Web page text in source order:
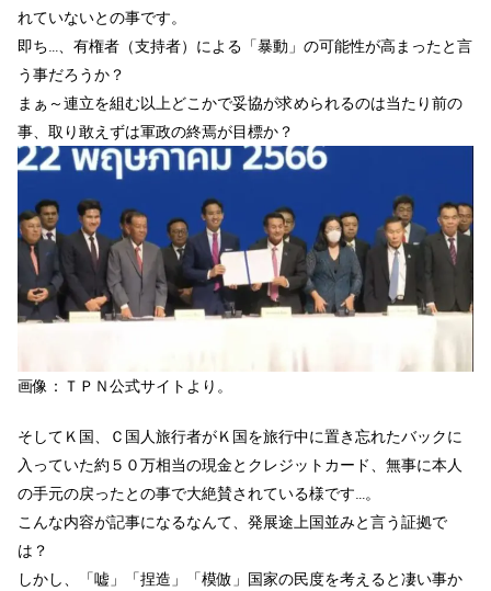
れていないとの事です。
即ち…、有権者（支持者）による「暴動」の可能性が高まったと言
う事だろうか？
まぁ～連立を組む以上どこかで妥協が求められるのは当たり前の
事、取り敢えずは軍政の終焉が目標か？
画像：ＴＰＮ公式サイトより。
そしてＫ国、Ｃ国人旅行者がＫ国を旅行中に置き忘れたバックに
入っていた約５０万相当の現金とクレジットカード、無事に本人
の手元の戻ったとの事で大絶賛されている様です…。
こんな内容が記事になるなんて、発展途上国並みと言う証拠で
は？
しかし、「嘘」「捏造」「模倣」国家の民度を考えると凄い事か